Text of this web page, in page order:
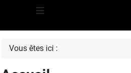
≡
Vous êtes ici :